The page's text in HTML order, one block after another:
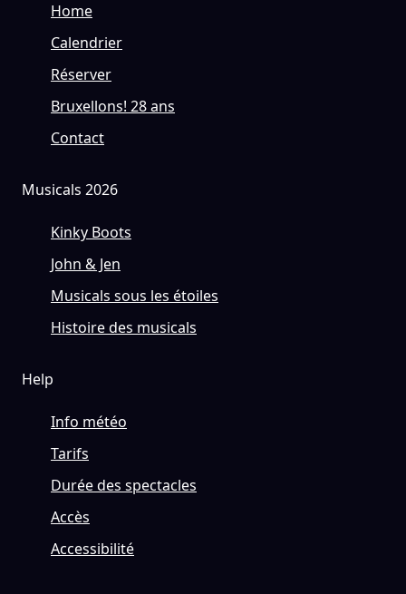
Home
Calendrier
Réserver
Bruxellons! 28 ans
Contact
Musicals 2026
Kinky Boots
John & Jen
Musicals sous les étoiles
Histoire des musicals
Help
Info météo
Tarifs
Durée des spectacles
Accès
Accessibilité